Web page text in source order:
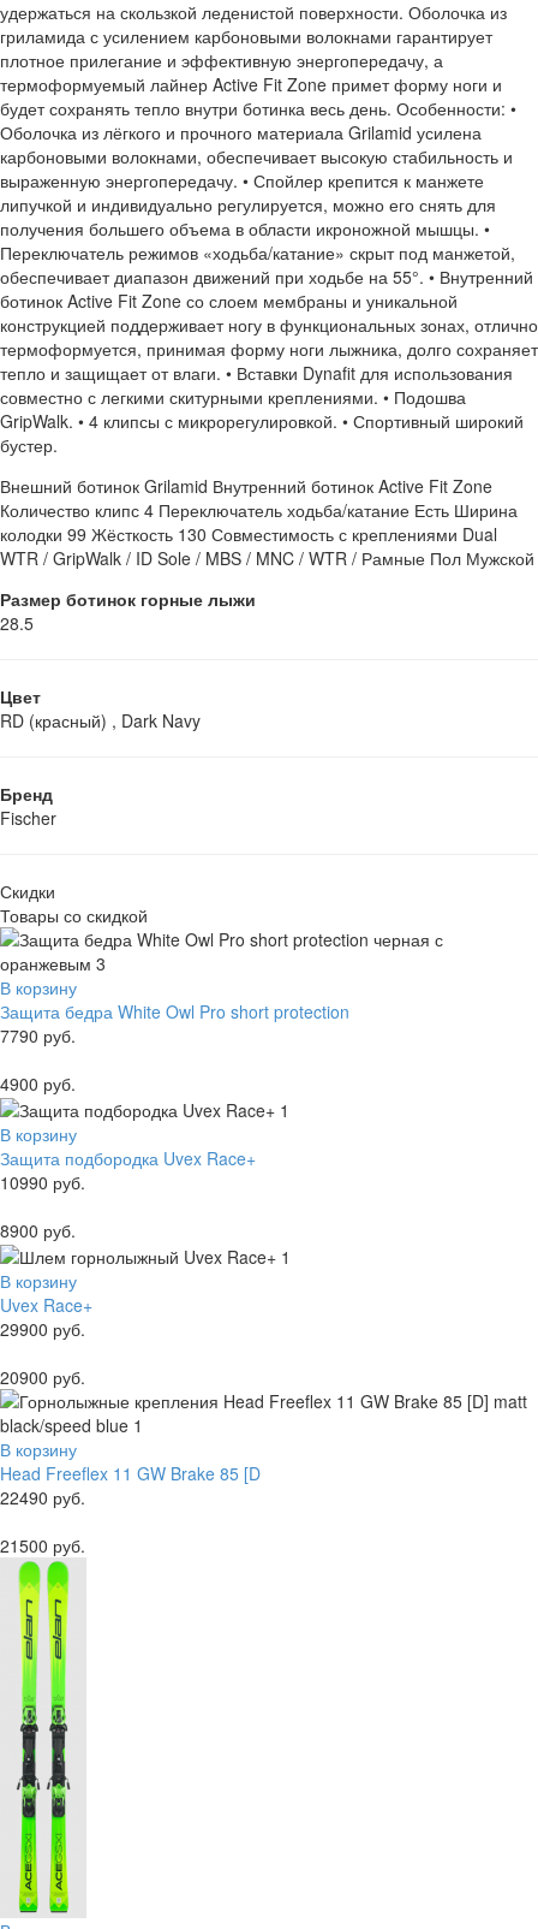
удержаться на скользкой леденистой поверхности. Оболочка из
гриламида с усилением карбоновыми волокнами гарантирует
плотное прилегание и эффективную энергопередачу, а
термоформуемый лайнер Active Fit Zone примет форму ноги и
будет сохранять тепло внутри ботинка весь день. Особенности: •
Оболочка из лёгкого и прочного материала Grilamid усилена
карбоновыми волокнами, обеспечивает высокую стабильность и
выраженную энергопередачу. • Спойлер крепится к манжете
липучкой и индивидуально регулируется, можно его снять для
получения большего объема в области икроножной мышцы. •
Переключатель режимов «ходьба/катание» скрыт под манжетой,
обеспечивает диапазон движений при ходьбе на 55°. • Внутренний
ботинок Active Fit Zone со слоем мембраны и уникальной
конструкцией поддерживает ногу в функциональных зонах, отлично
термоформуется, принимая форму ноги лыжника, долго сохраняет
тепло и защищает от влаги. • Вставки Dynafit для использования
совместно с легкими скитурными креплениями. • Подошва
GripWalk. • 4 клипсы с микрорегулировкой. • Спортивный широкий
бустер.
Внешний ботинок Grilamid Внутренний ботинок Active Fit Zone
Количество клипс 4 Переключатель ходьба/катание Есть Ширина
колодки 99 Жёсткость 130 Совместимость с креплениями Dual
WTR / GripWalk / ID Sole / MBS / MNC / WTR / Рамные Пол Мужской
Размер ботинок горные лыжи
28.5
Цвет
RD (красный) , Dark Navy
Бренд
Fischer
Скидки
Товары со скидкой
В корзину
Защита бедра White Owl Pro short protection
7790 руб.
4900 руб.
В корзину
Защита подбородка Uvex Race+
10990 руб.
8900 руб.
В корзину
Uvex Race+
29900 руб.
20900 руб.
В корзину
Head Freeflex 11 GW Brake 85 [D
22490 руб.
21500 руб.